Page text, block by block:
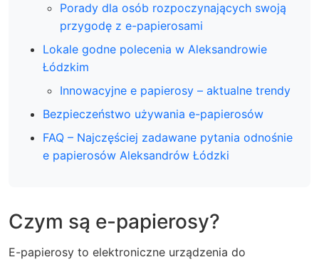
Porady dla osób rozpoczynających swoją
przygodę z e-papierosami
Lokale godne polecenia w Aleksandrowie
Łódzkim
Innowacyjne e papierosy – aktualne trendy
Bezpieczeństwo używania e-papierosów
FAQ – Najczęściej zadawane pytania odnośnie
e papierosów Aleksandrów Łódzki
Czym są e-papierosy?
E-papierosy to elektroniczne urządzenia do